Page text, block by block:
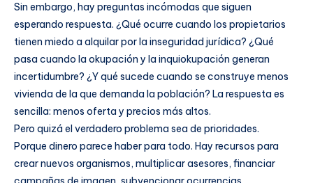
Sin embargo, hay preguntas incómodas que siguen
esperando respuesta. ¿Qué ocurre cuando los propietarios
tienen miedo a alquilar por la inseguridad jurídica? ¿Qué
pasa cuando la okupación y la inquiokupación generan
incertidumbre? ¿Y qué sucede cuando se construye menos
vivienda de la que demanda la población? La respuesta es
sencilla: menos oferta y precios más altos.
Pero quizá el verdadero problema sea de prioridades.
Porque dinero parece haber para todo. Hay recursos para
crear nuevos organismos, multiplicar asesores, financiar